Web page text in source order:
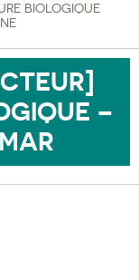
BIOLOGIQUE
–